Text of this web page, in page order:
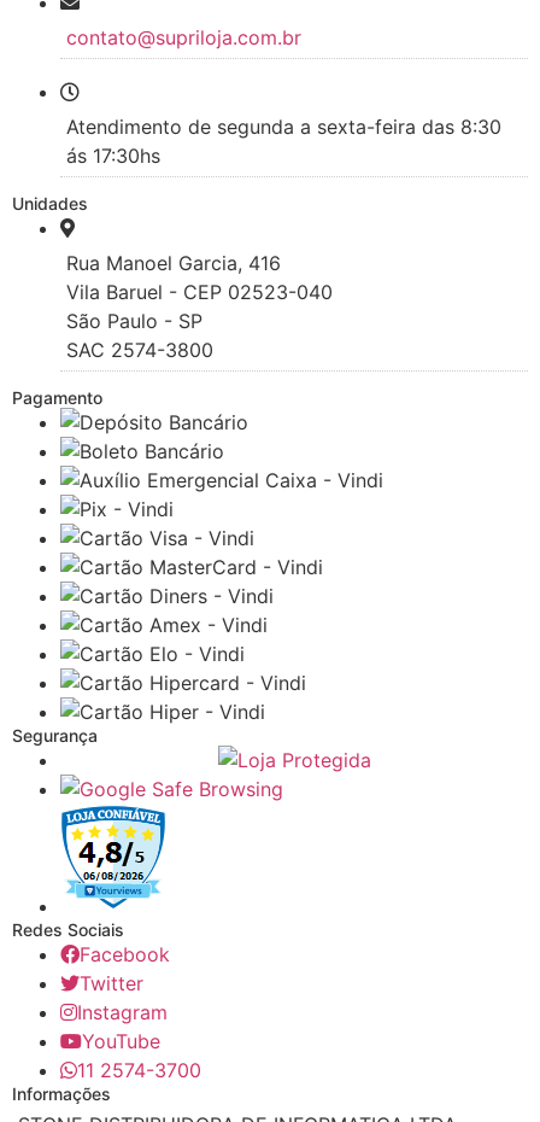
contato@supriloja.com.br
Atendimento de segunda a sexta-feira das 8:30
ás 17:30hs
Unidades
Rua Manoel Garcia, 416
Vila Baruel - CEP 02523-040
São Paulo - SP
SAC 2574-3800
Pagamento
Segurança
Redes Sociais
Facebook
Twitter
Instagram
YouTube
11 2574-3700
Informações